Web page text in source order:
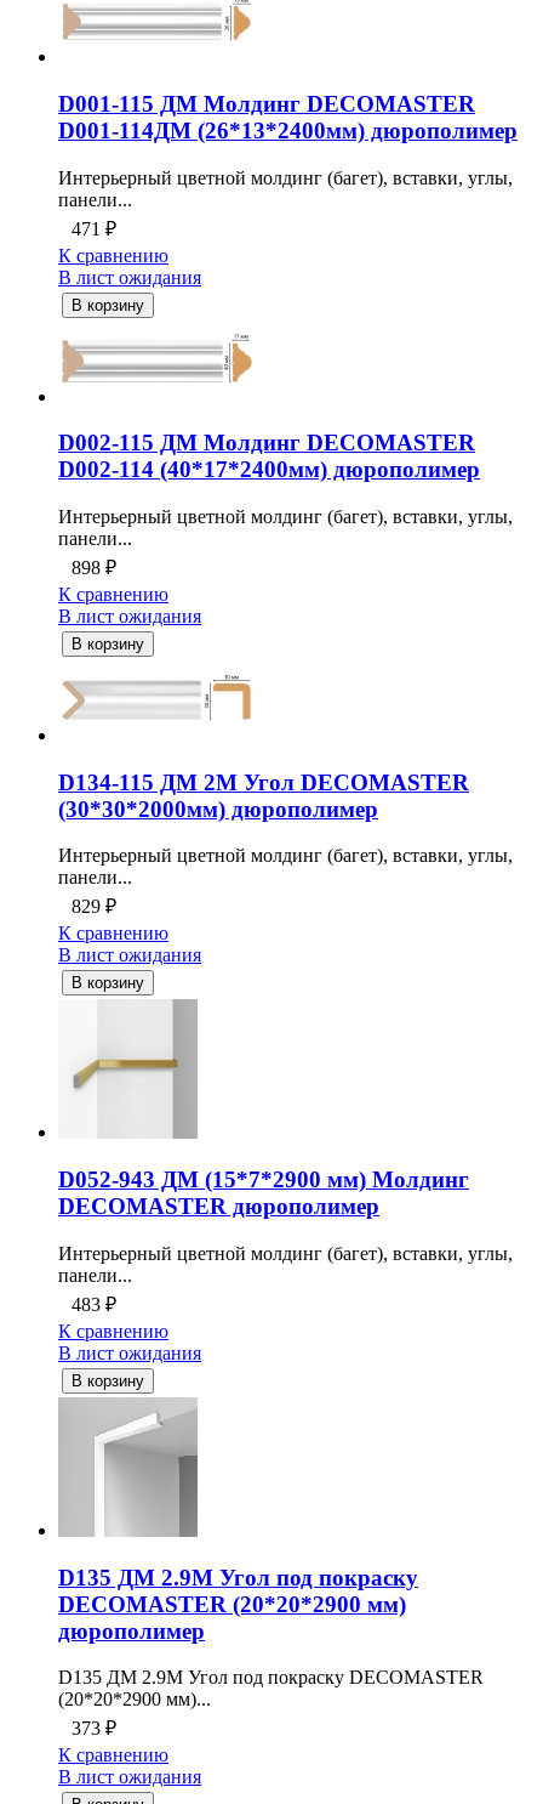
D001-115 ДМ Молдинг DECOMASTER
D001-114ДМ (26*13*2400мм) дюрополимер
Интерьерный цветной молдинг (багет), вставки, углы,
панели...
471 ₽
К сравнению
В лист ожидания
В корзину
D002-115 ДМ Молдинг DECOMASTER
D002-114 (40*17*2400мм) дюрополимер
Интерьерный цветной молдинг (багет), вставки, углы,
панели...
898 ₽
К сравнению
В лист ожидания
В корзину
D134-115 ДМ 2М Угол DECOMASTER
(30*30*2000мм) дюрополимер
Интерьерный цветной молдинг (багет), вставки, углы,
панели...
829 ₽
К сравнению
В лист ожидания
В корзину
D052-943 ДМ (15*7*2900 мм) Молдинг
DECOMASTER дюрополимер
Интерьерный цветной молдинг (багет), вставки, углы,
панели...
483 ₽
К сравнению
В лист ожидания
В корзину
D135 ДМ 2.9M Угол под покраску
DECOMASTER (20*20*2900 мм)
дюрополимер
D135 ДМ 2.9M Угол под покраску DECOMASTER
(20*20*2900 мм)...
373 ₽
К сравнению
В лист ожидания